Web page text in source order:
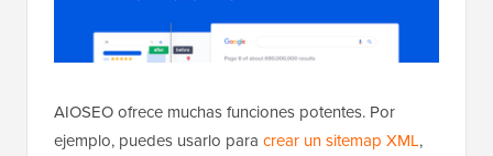
AIOSEO ofrece muchas funciones potentes. Por
ejemplo, puedes usarlo para crear un sitemap XML,